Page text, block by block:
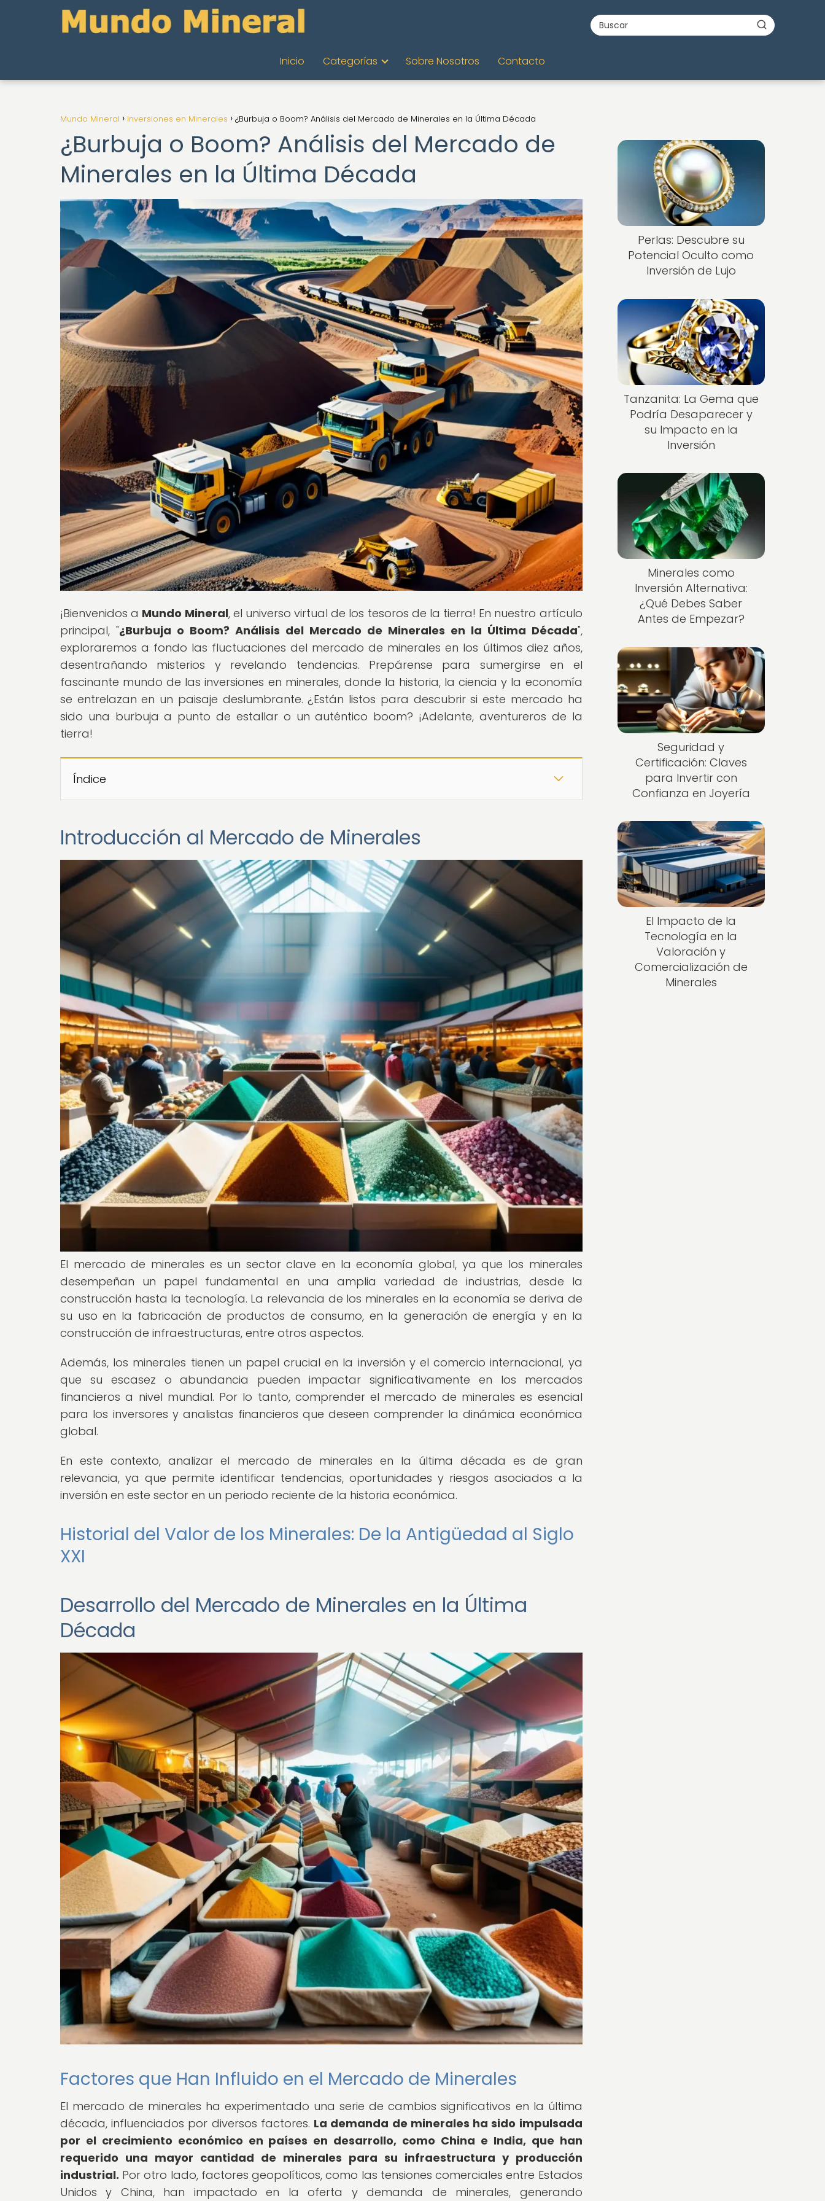
Inicio Categorías Sobre Nosotros Contacto
Mundo Mineral Inversiones en Minerales ¿Burbuja o Boom? Análisis del Mercado de Minerales en la Última Década
¿Burbuja o Boom? Análisis del Mercado de
Minerales en la Última Década
¡Bienvenidos a Mundo Mineral, el universo virtual de los tesoros de la tierra! En nuestro artículo
principal, "¿Burbuja o Boom? Análisis del Mercado de Minerales en la Última Década",
exploraremos a fondo las fluctuaciones del mercado de minerales en los últimos diez años,
desentrañando misterios y revelando tendencias. Prepárense para sumergirse en el
fascinante mundo de las inversiones en minerales, donde la historia, la ciencia y la economía
se entrelazan en un paisaje deslumbrante. ¿Están listos para descubrir si este mercado ha
sido una burbuja a punto de estallar o un auténtico boom? ¡Adelante, aventureros de la
tierra!
Índice
Introducción al Mercado de Minerales
El mercado de minerales es un sector clave en la economía global, ya que los minerales
desempeñan un papel fundamental en una amplia variedad de industrias, desde la
construcción hasta la tecnología. La relevancia de los minerales en la economía se deriva de
su uso en la fabricación de productos de consumo, en la generación de energía y en la
construcción de infraestructuras, entre otros aspectos.
Además, los minerales tienen un papel crucial en la inversión y el comercio internacional, ya
que su escasez o abundancia pueden impactar significativamente en los mercados
financieros a nivel mundial. Por lo tanto, comprender el mercado de minerales es esencial
para los inversores y analistas financieros que deseen comprender la dinámica económica
global.
En este contexto, analizar el mercado de minerales en la última década es de gran
relevancia, ya que permite identificar tendencias, oportunidades y riesgos asociados a la
inversión en este sector en un periodo reciente de la historia económica.
Historial del Valor de los Minerales: De la Antigüedad al Siglo
XXI
Desarrollo del Mercado de Minerales en la Última
Década
Factores que Han Influido en el Mercado de Minerales
El mercado de minerales ha experimentado una serie de cambios significativos en la última
década, influenciados por diversos factores. La demanda de minerales ha sido impulsada
por el crecimiento económico en países en desarrollo, como China e India, que han
requerido una mayor cantidad de minerales para su infraestructura y producción
industrial. Por otro lado, factores geopolíticos, como las tensiones comerciales entre Estados
Unidos y China, han impactado en la oferta y demanda de minerales, generando
Perlas: Descubre su
Potencial Oculto como
Inversión de Lujo
Tanzanita: La Gema que
Podría Desaparecer y
su Impacto en la
Inversión
Minerales como
Inversión Alternativa:
¿Qué Debes Saber
Antes de Empezar?
Seguridad y
Certificación: Claves
para Invertir con
Confianza en Joyería
El Impacto de la
Tecnología en la
Valoración y
Comercialización de
Minerales